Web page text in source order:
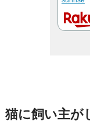
猫に飼い主が